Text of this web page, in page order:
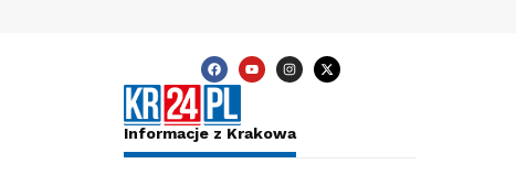
Informacje z Krakowa